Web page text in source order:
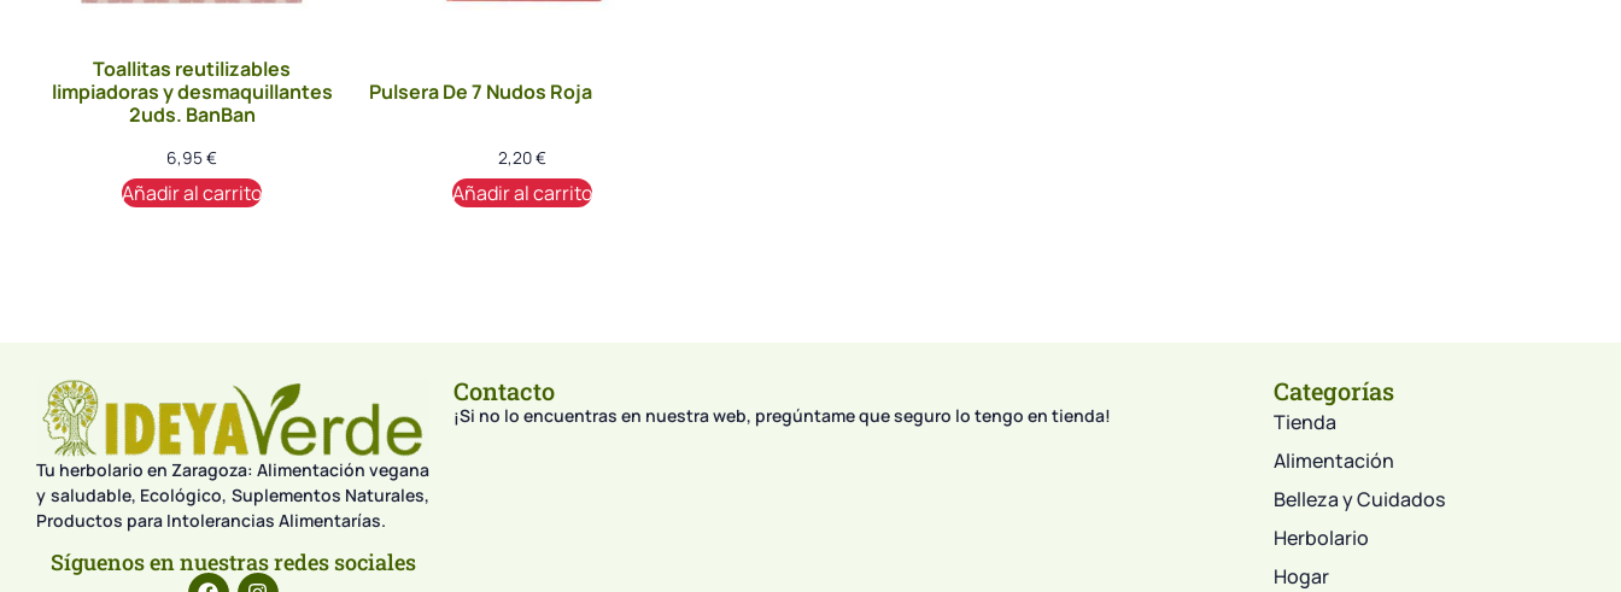
Toallitas reutilizables
limpiadoras y desmaquillantes
2uds. BanBan
6,95€
Añadir al carrito
Pulsera De 7 Nudos Roja
2,20€
Añadir al carrito
Tu herbolario en Zaragoza: Alimentación vegana
y saludable, Ecológico, Suplementos Naturales,
Productos para Intolerancias Alimentarías.
Síguenos en nuestras redes sociales
Contacto
¡Si no lo encuentras en nuestra web, pregúntame que seguro lo tengo en tienda!
Categorías
Tienda
Alimentación
Belleza y Cuidados
Herbolario
Hogar